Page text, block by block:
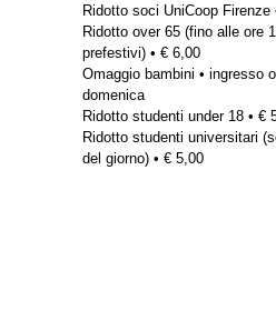
Ridotto soci UniCoop Firenze
Ridotto over 65 (fino alle ore
prefestivi) • € 6,00
Omaggio bambini • ingresso
domenica
Ridotto studenti under 18 • €
Ridotto studenti universitari
del giorno) • € 5,00